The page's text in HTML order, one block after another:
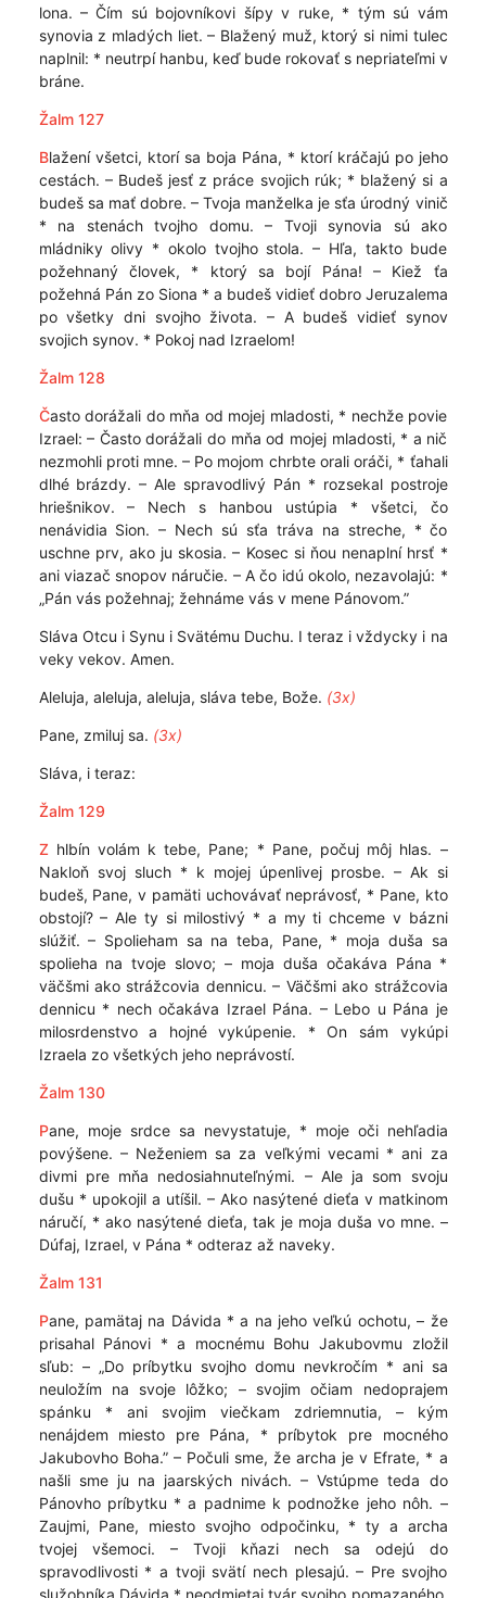
lona. – Čím sú bojovníkovi šípy v ruke, * tým sú vám
synovia z mladých liet. – Blažený muž, ktorý si nimi tulec
naplnil: * neutrpí hanbu, keď bude rokovať s nepriateľmi v
bráne.
Žalm 127
Blažení všetci, ktorí sa boja Pána, * ktorí kráčajú po jeho
cestách. – Budeš jesť z práce svojich rúk; * blažený si a
budeš sa mať dobre. – Tvoja manželka je sťa úrodný vinič
* na stenách tvojho domu. – Tvoji synovia sú ako
mládniky olivy * okolo tvojho stola. – Hľa, takto bude
požehnaný človek, * ktorý sa bojí Pána! – Kiež ťa
požehná Pán zo Siona * a budeš vidieť dobro Jeruzalema
po všetky dni svojho života. – A budeš vidieť synov
svojich synov. * Pokoj nad Izraelom!
Žalm 128
Často dorážali do mňa od mojej mladosti, * nechže povie
Izrael: – Často dorážali do mňa od mojej mladosti, * a nič
nezmohli proti mne. – Po mojom chrbte orali oráči, * ťahali
dlhé brázdy. – Ale spravodlivý Pán * rozsekal postroje
hriešnikov. – Nech s hanbou ustúpia * všetci, čo
nenávidia Sion. – Nech sú sťa tráva na streche, * čo
uschne prv, ako ju skosia. – Kosec si ňou nenaplní hrsť *
ani viazač snopov náručie. – A čo idú okolo, nezavolajú: *
„Pán vás požehnaj; žehnáme vás v mene Pánovom.”
Sláva Otcu i Synu i Svätému Duchu. I teraz i vždycky i na
veky vekov. Amen.
Aleluja, aleluja, aleluja, sláva tebe, Bože. (3x)
Pane, zmiluj sa. (3x)
Sláva, i teraz:
Žalm 129
Z hlbín volám k tebe, Pane; * Pane, počuj môj hlas. –
Nakloň svoj sluch * k mojej úpenlivej prosbe. – Ak si
budeš, Pane, v pamäti uchovávať neprávosť, * Pane, kto
obstojí? – Ale ty si milostivý * a my ti chceme v bázni
slúžiť. – Spolieham sa na teba, Pane, * moja duša sa
spolieha na tvoje slovo; – moja duša očakáva Pána *
väčšmi ako strážcovia dennicu. – Väčšmi ako strážcovia
dennicu * nech očakáva Izrael Pána. – Lebo u Pána je
milosrdenstvo a hojné vykúpenie. * On sám vykúpi
Izraela zo všetkých jeho neprávostí.
Žalm 130
Pane, moje srdce sa nevystatuje, * moje oči nehľadia
povýšene. – Neženiem sa za veľkými vecami * ani za
divmi pre mňa nedosiahnuteľnými. – Ale ja som svoju
dušu * upokojil a utíšil. – Ako nasýtené dieťa v matkinom
náručí, * ako nasýtené dieťa, tak je moja duša vo mne. –
Dúfaj, Izrael, v Pána * odteraz až naveky.
Žalm 131
Pane, pamätaj na Dávida * a na jeho veľkú ochotu, – že
prisahal Pánovi * a mocnému Bohu Jakubovmu zložil
sľub: – „Do príbytku svojho domu nevkročím * ani sa
neuložím na svoje lôžko; – svojim očiam nedoprajem
spánku * ani svojim viečkam zdriemnutia, – kým
nenájdem miesto pre Pána, * príbytok pre mocného
Jakubovho Boha.” – Počuli sme, že archa je v Efrate, * a
našli sme ju na jaarských nivách. – Vstúpme teda do
Pánovho príbytku * a padnime k podnožke jeho nôh. –
Zaujmi, Pane, miesto svojho odpočinku, * ty a archa
tvojej všemoci. – Tvoji kňazi nech sa odejú do
spravodlivosti * a tvoji svätí nech plesajú. – Pre svojho
služobníka Dávida * neodmietaj tvár svojho pomazaného.